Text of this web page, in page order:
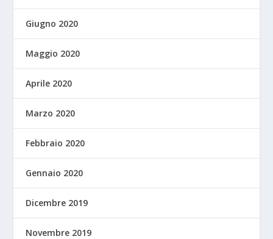
Giugno 2020
Maggio 2020
Aprile 2020
Marzo 2020
Febbraio 2020
Gennaio 2020
Dicembre 2019
Novembre 2019